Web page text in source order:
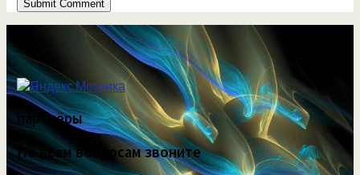
партнёры
По всем вопросам звоните